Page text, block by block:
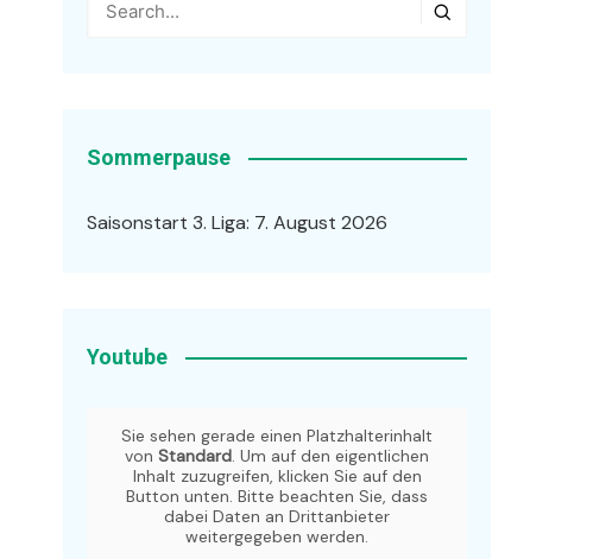
Sommerpause
Saisonstart 3. Liga: 7. August 2026
Youtube
Sie sehen gerade einen Platzhalterinhalt
von Standard. Um auf den eigentlichen
Inhalt zuzugreifen, klicken Sie auf den
Button unten. Bitte beachten Sie, dass
dabei Daten an Drittanbieter
weitergegeben werden.